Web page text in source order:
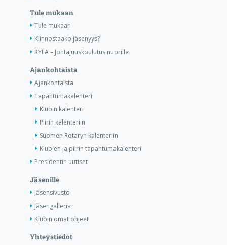
Tule mukaan
Tule mukaan
Kiinnostaako jäsenyys?
RYLA – Johtajuuskoulutus nuorille
Ajankohtaista
Ajankohtaista
Tapahtumakalenteri
Klubin kalenteri
Piirin kalenteriin
Suomen Rotaryn kalenteriin
Klubien ja piirin tapahtumakalenteri
Presidentin uutiset
Jäsenille
Jäsensivusto
Jäsengalleria
Klubin omat ohjeet
Yhteystiedot